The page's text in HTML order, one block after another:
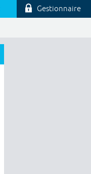
Gestionnaire